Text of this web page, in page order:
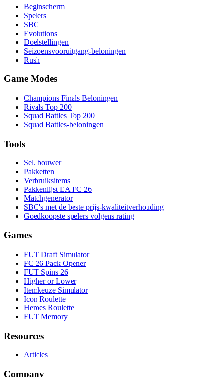
Beginscherm
Spelers
SBC
Evolutions
Doelstellingen
Seizoensvooruitgang-beloningen
Rush
Game Modes
Champions Finals Beloningen
Rivals Top 200
Squad Battles Top 200
Squad Battles-beloningen
Tools
Sel. bouwer
Pakketten
Verbruiksitems
Pakkenlijst EA FC 26
Matchgenerator
SBC's met de beste prijs-kwaliteitverhouding
Goedkoopste spelers volgens rating
Games
FUT Draft Simulator
FC 26 Pack Opener
FUT Spins 26
Higher or Lower
Itemkeuze Simulator
Icon Roulette
Heroes Roulette
FUT Memory
Resources
Articles
Company